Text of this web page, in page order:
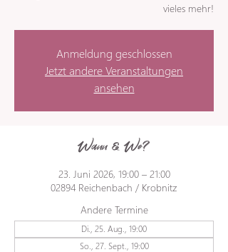
vieles mehr!
Anmeldung geschlossen
Jetzt andere Veranstaltungen
ansehen
Wann & Wo?
23. Juni 2026, 19:00 – 21:00
02894 Reichenbach / Krobnitz
Andere Termine
Di., 25. Aug., 19:00
So., 27. Sept., 19:00